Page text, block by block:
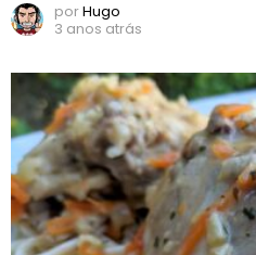
porHugo
3 anos atrás